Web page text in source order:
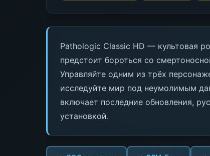
Pathologic Classic HD — культовая
предстоит бороться со
Управляйте одним из трёх
исследуйте мир под неумолимым
включает последние обновления,
установкой.